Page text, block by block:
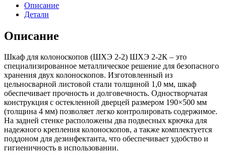
2К
Описание
Детали
Описание
Шкаф для колоноскопов (ШХЭ 2-2) ШХЭ 2-2К – это
специализированное металлическое решение для безопасного
хранения двух колоноскопов. Изготовленный из
цельносварной листовой стали толщиной 1,0 мм, шкаф
обеспечивает прочность и долговечность. Одностворчатая
конструкция с остекленной дверцей размером 190×500 мм
(толщина 4 мм) позволяет легко контролировать содержимое.
На задней стенке расположены два подвесных крючка для
надежного крепления колоноскопов, а также комплектуется
поддоном для дезинфектанта, что обеспечивает удобство и
гигиеничность в использовании.